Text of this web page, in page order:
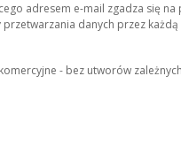
adresem e-mail zgadza się
danych przez
- bez utworów zależnych